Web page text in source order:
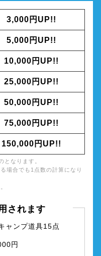
3,000円UP!!
5,000円UP!!
10,000円UP!!
25,000円UP!!
50,000円UP!!
75,000円UP!!
150,000円UP!!
なります。
場合でも1点数の計算になり
されます
ャンプ道具15点
円